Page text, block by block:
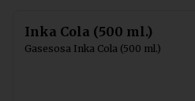
Inka Cola (500 ml.)
Gasesosa Inka Cola (500 ml.)